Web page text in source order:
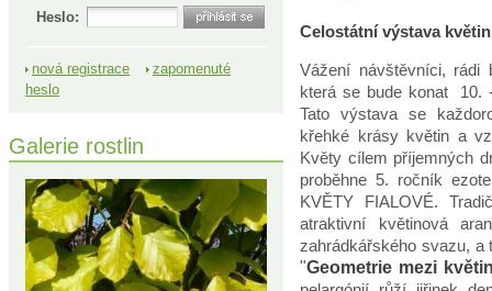
Celostátní výstava
Vážení návštěvníci, rádi
která se bude konat 10.
Tato výstava se
křehké krásy květin a
Květy cílem příjemných
proběhne 5. ročník
KVĚTY FIALOVÉ.
atraktivní květinová
zahrádkářského svazu, a
"Geometrie mezi
Heslo:
nová registrace
zapomenuté
heslo
Galerie rostlin